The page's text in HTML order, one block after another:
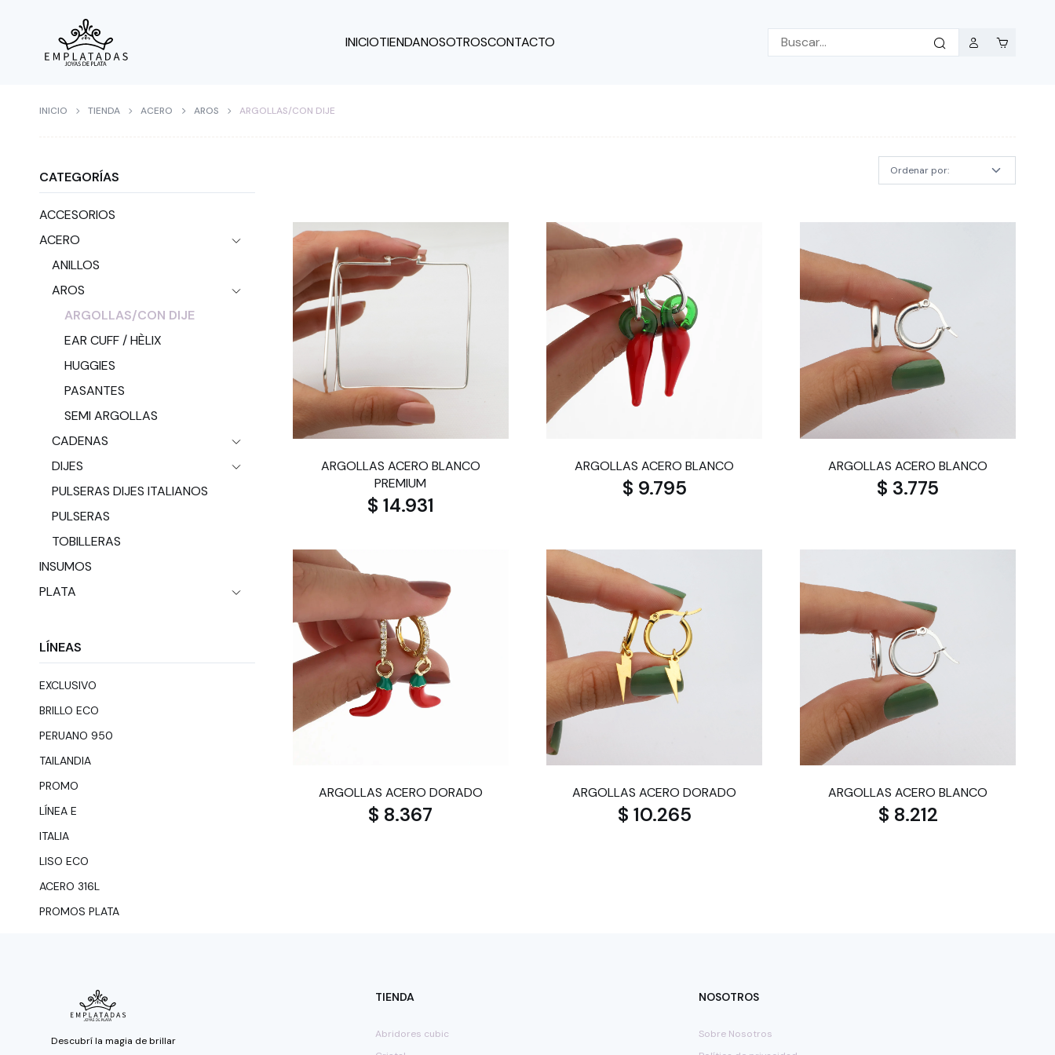
INICIOTIENDANOSOTROSCONTACTO
INICIO TIENDA ACERO AROS ARGOLLAS/CON DIJE
CATEGORÍAS
ACCESORIOS
ACERO
ANILLOS
AROS
ARGOLLAS/CON DIJE
EAR CUFF / HÈLIX
HUGGIES
PASANTES
SEMI ARGOLLAS
CADENAS
DIJES
PULSERAS DIJES ITALIANOS
PULSERAS
TOBILLERAS
INSUMOS
PLATA
LÍNEAS
EXCLUSIVO
BRILLO ECO
PERUANO 950
TAILANDIA
PROMO
LÍNEA E
ITALIA
LISO ECO
ACERO 316L
PROMOS PLATA
ARGOLLAS ACERO BLANCO
PREMIUM
$ 14.931
ARGOLLAS ACERO BLANCO
$ 9.795
ARGOLLAS ACERO BLANCO
$ 3.775
ARGOLLAS ACERO DORADO
$ 8.367
ARGOLLAS ACERO DORADO
$ 10.265
ARGOLLAS ACERO BLANCO
$ 8.212
Descubrí la magia de brillar
TIENDA
Abridores cubic
NOSOTROS
Sobre Nosotros